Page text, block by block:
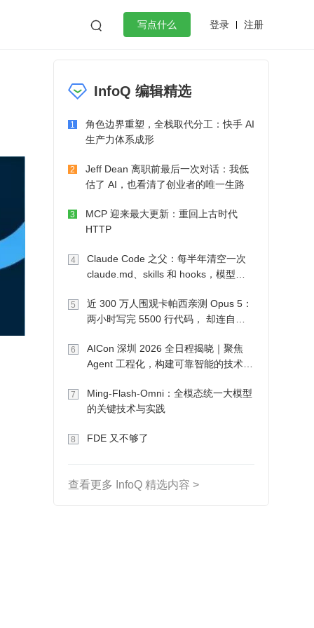
 写点什么 登录 注册
作
微服务架构 flutter
InfoQ 编辑精选
1
角色边界重塑，全栈取代分工：快手 AI
生产力体系成形
2
Jeff Dean 离职前最后一次对话：我低
估了 AI，也看清了创业者的唯一生路
3
MCP 迎来最大更新：重回上古时代
HTTP
4
Claude Code 之父：每半年清空一次
claude.md、skills 和 hooks，模型自
5
近 300 万人围观卡帕西亲测 Opus 5：
两小时写完 5500 行代码， 却连自己
6
AICon 深圳 2026 全日程揭晓｜聚焦
Agent 工程化，构建可靠智能的技术路
7
Ming-Flash-Omni：全模态统一大模型
的关键技术与实践
8 FDE 又不够了
查看更多 InfoQ 精选内容 >